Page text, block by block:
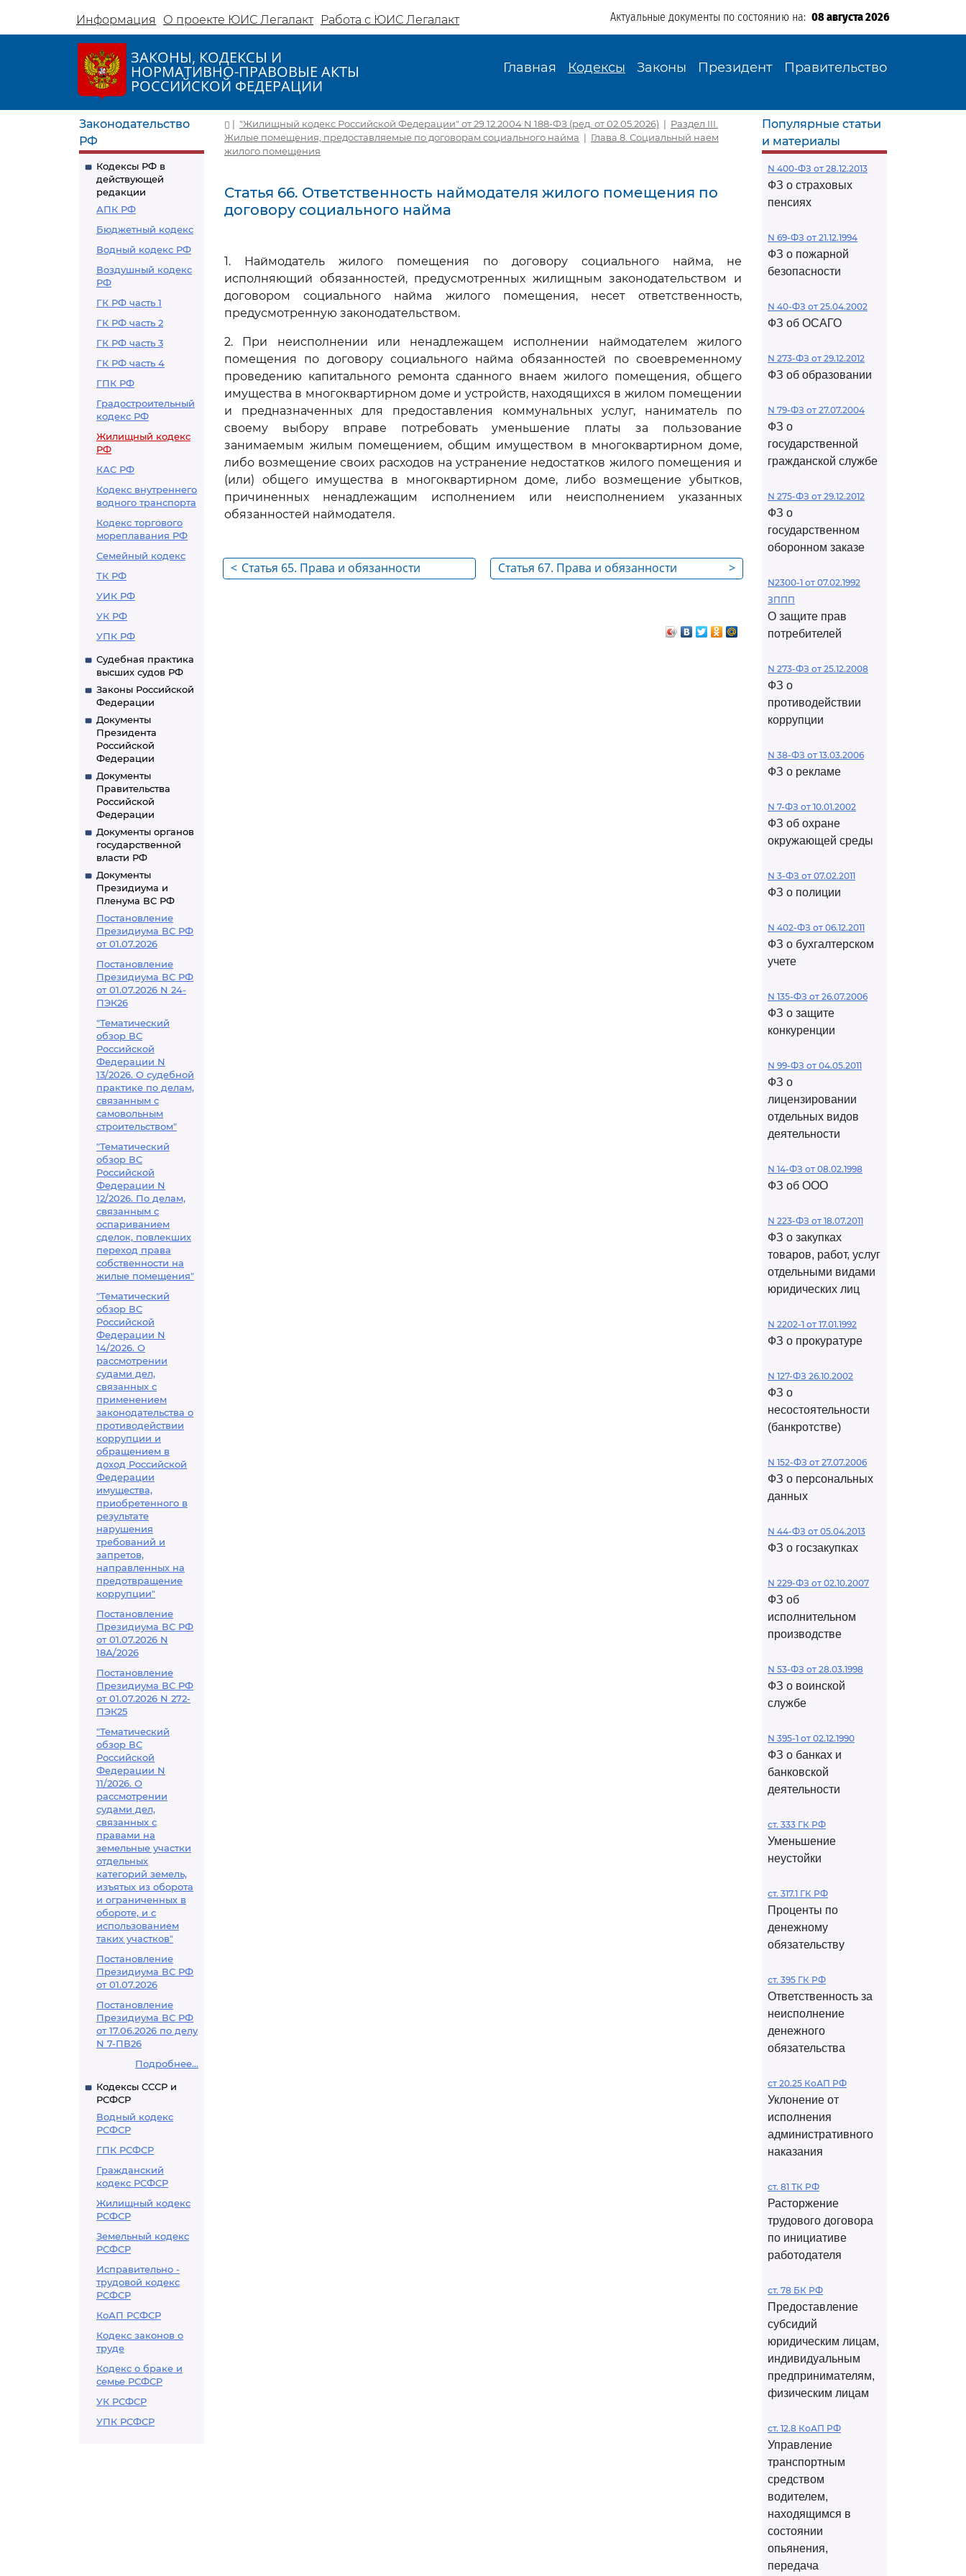
Информация О проекте ЮИС Легалакт Работа с ЮИС Легалакт Актуальные документы по состоянию на: 08 августа 2026
ЗАКОНЫ, КОДЕКСЫ И
НОРМАТИВНО-ПРАВОВЫЕ АКТЫ
РОССИЙСКОЙ ФЕДЕРАЦИИ
Главная Кодексы Законы Президент Правительство
Законодательство
РФ
Кодексы РФ в
действующей
редакции
АПК РФ
Бюджетный кодекс
Водный кодекс РФ
Воздушный кодекс
РФ
ГК РФ часть 1
ГК РФ часть 2
ГК РФ часть 3
ГК РФ часть 4
ГПК РФ
Градостроительный
кодекс РФ
Жилищный кодекс
РФ
КАС РФ
Кодекс внутреннего
водного транспорта
Кодекс торгового
мореплавания РФ
Семейный кодекс
ТК РФ
УИК РФ
УК РФ
УПК РФ
Судебная практика
высших судов РФ
Законы Российской
Федерации
Документы
Президента
Российской
Федерации
Документы
Правительства
Российской
Федерации
Документы органов
государственной
власти РФ
Документы
Президиума и
Пленума ВС РФ
Постановление
Президиума ВС РФ
от 01.07.2026
Постановление
Президиума ВС РФ
от 01.07.2026 N 24-
ПЭК26
"Тематический
обзор ВС
Российской
Федерации N
13/2026. О судебной
практике по делам,
связанным с
самовольным
строительством"
"Тематический
обзор ВС
Российской
Федерации N
12/2026. По делам,
связанным с
оспариванием
сделок, повлекших
переход права
собственности на
жилые помещения"
"Тематический
обзор ВС
Российской
Федерации N
14/2026. О
рассмотрении
судами дел,
связанных с
применением
законодательства о
противодействии
коррупции и
обращением в
доход Российской
Федерации
имущества,
приобретенного в
результате
нарушения
требований и
запретов,
направленных на
предотвращение
коррупции"
Постановление
Президиума ВС РФ
от 01.07.2026 N
18А/2026
Постановление
Президиума ВС РФ
от 01.07.2026 N 272-
ПЭК25
"Тематический
обзор ВС
Российской
Федерации N
11/2026. О
рассмотрении
судами дел,
связанных с
правами на
земельные участки
отдельных
категорий земель,
изъятых из оборота
и ограниченных в
обороте, и с
использованием
таких участков"
Постановление
Президиума ВС РФ
от 01.07.2026
Постановление
Президиума ВС РФ
от 17.06.2026 по делу
N 7-ПВ26
Подробнее...
Кодексы СССР и
РСФСР
Водный кодекс
РСФСР
ГПК РСФСР
Гражданский
кодекс РСФСР
Жилищный кодекс
РСФСР
Земельный кодекс
РСФСР
Исправительно -
трудовой кодекс
РСФСР
КоАП РСФСР
Кодекс законов о
труде
Кодекс о браке и
семье РСФСР
УК РСФСР
УПК РСФСР
| "Жилищный кодекс Российской Федерации" от 29.12.2004 N 188-ФЗ (ред. от 02.05.2026) | Раздел III.
Жилые помещения, предоставляемые по договорам социального найма | Глава 8. Социальный наем
жилого помещения
Статья 66. Ответственность наймодателя жилого помещения по
договору социального найма
1. Наймодатель жилого помещения по договору социального найма, не
исполняющий обязанностей, предусмотренных жилищным законодательством и
договором социального найма жилого помещения, несет ответственность,
предусмотренную законодательством.
2. При неисполнении или ненадлежащем исполнении наймодателем жилого
помещения по договору социального найма обязанностей по своевременному
проведению капитального ремонта сданного внаем жилого помещения, общего
имущества в многоквартирном доме и устройств, находящихся в жилом помещении
и предназначенных для предоставления коммунальных услуг, наниматель по
своему выбору вправе потребовать уменьшение платы за пользование
занимаемым жилым помещением, общим имуществом в многоквартирном доме,
либо возмещение своих расходов на устранение недостатков жилого помещения и
(или) общего имущества в многоквартирном доме, либо возмещение убытков,
причиненных ненадлежащим исполнением или неисполнением указанных
обязанностей наймодателя.
< Статья 65. Права и обязанности
>
Статья 67. Права и обязанности
Популярные статьи
и материалы
N 400-ФЗ от 28.12.2013
ФЗ о страховых
пенсиях
N 69-ФЗ от 21.12.1994
ФЗ о пожарной
безопасности
N 40-ФЗ от 25.04.2002
ФЗ об ОСАГО
N 273-ФЗ от 29.12.2012
ФЗ об образовании
N 79-ФЗ от 27.07.2004
ФЗ о
государственной
гражданской службе
N 275-ФЗ от 29.12.2012
ФЗ о
государственном
оборонном заказе
N2300-1 от 07.02.1992
ЗППП
О защите прав
потребителей
N 273-ФЗ от 25.12.2008
ФЗ о
противодействии
коррупции
N 38-ФЗ от 13.03.2006
ФЗ о рекламе
N 7-ФЗ от 10.01.2002
ФЗ об охране
окружающей среды
N 3-ФЗ от 07.02.2011
ФЗ о полиции
N 402-ФЗ от 06.12.2011
ФЗ о бухгалтерском
учете
N 135-ФЗ от 26.07.2006
ФЗ о защите
конкуренции
N 99-ФЗ от 04.05.2011
ФЗ о
лицензировании
отдельных видов
деятельности
N 14-ФЗ от 08.02.1998
ФЗ об ООО
N 223-ФЗ от 18.07.2011
ФЗ о закупках
товаров, работ, услуг
отдельными видами
юридических лиц
N 2202-1 от 17.01.1992
ФЗ о прокуратуре
N 127-ФЗ 26.10.2002
ФЗ о
несостоятельности
(банкротстве)
N 152-ФЗ от 27.07.2006
ФЗ о персональных
данных
N 44-ФЗ от 05.04.2013
ФЗ о госзакупках
N 229-ФЗ от 02.10.2007
ФЗ об
исполнительном
производстве
N 53-ФЗ от 28.03.1998
ФЗ о воинской
службе
N 395-1 от 02.12.1990
ФЗ о банках и
банковской
деятельности
ст. 333 ГК РФ
Уменьшение
неустойки
ст. 317.1 ГК РФ
Проценты по
денежному
обязательству
ст. 395 ГК РФ
Ответственность за
неисполнение
денежного
обязательства
ст 20.25 КоАП РФ
Уклонение от
исполнения
административного
наказания
ст. 81 ТК РФ
Расторжение
трудового договора
по инициативе
работодателя
ст. 78 БК РФ
Предоставление
субсидий
юридическим лицам,
индивидуальным
предпринимателям,
физическим лицам
ст. 12.8 КоАП РФ
Управление
транспортным
средством
водителем,
находящимся в
состоянии
опьянения,
передача